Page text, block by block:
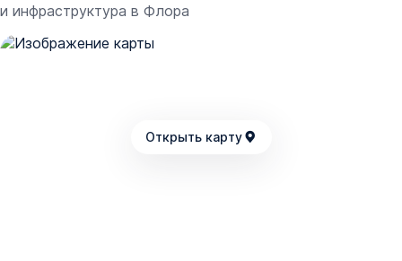
и инфраструктура в Флора
Открыть карту